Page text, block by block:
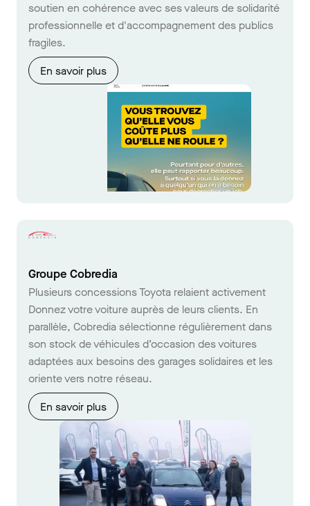
soutien en cohérence avec ses valeurs de solidarité
professionnelle et d'accompagnement des publics
fragiles.
En savoir plus
Groupe Cobredia
Plusieurs concessions Toyota relaient activement
Donnez votre voiture auprès de leurs clients. En
parallèle, Cobredia sélectionne régulièrement dans
son stock de véhicules d’occasion des voitures
adaptées aux besoins des garages solidaires et les
oriente vers notre réseau.
En savoir plus